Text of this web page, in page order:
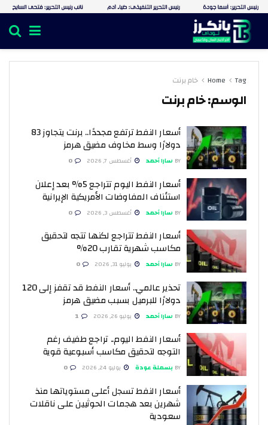
Home Tag خام برنت
الوسم:خام برنت
أسعار النفط ترتفع مجددًا.. برنت يتجاوز 83
دولارًا وسط مخاوف مضيق هرمز
BY سارا أحمد أغسطس 7, 2026
أسعار النفط اليوم تتراجع 5% بعد إعلان
استئناف المفاوضات الأمريكية الإيرانية
BY سارا أحمد أغسطس 3, 2026
أسعار النفط تتراجع لكنها تتجه لتحقيق
مكاسب شهرية تقارب 20%
BY سارا أحمد يوليو 31, 2026
تحذير عالمي.. أسعار النفط قد تقفز إلى 120
دولارًا للبرميل بسبب مضيق هرمز
BY سارا أحمد يوليو 26, 2026
أسعار النفط اليوم.. تراجع طفيف رغم
التوجه لتحقيق مكاسب أسبوعية قوية
BY بسملة عودة يوليو 24, 2026
أسعار النفط تسجل أعلى مستوياتها منذ
شهرين بعد هجمات الحوثيين على ناقلات
سعودية